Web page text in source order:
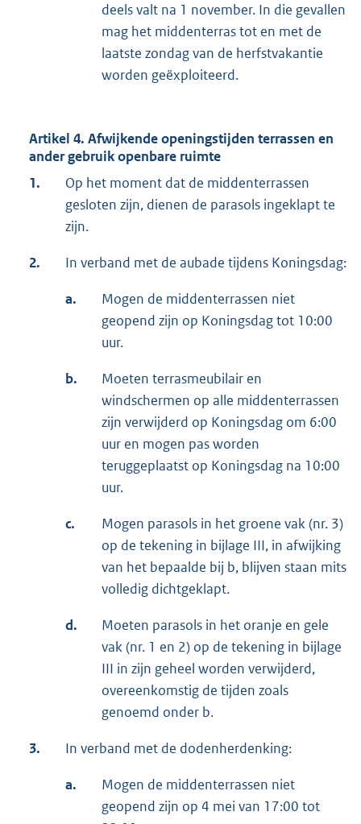
deels valt na 1 november. In die gevallen
mag het middenterras tot en met de
laatste zondag van de herfstvakantie
worden geëxploiteerd.
Artikel 4. Afwijkende openingstijden terrassen en
ander gebruik openbare ruimte
1.
Op het moment dat de middenterrassen
gesloten zijn, dienen de parasols ingeklapt te
zijn.
2. In verband met de aubade tijdens Koningsdag:
a.
Mogen de middenterrassen niet
geopend zijn op Koningsdag tot 10:00
uur.
b.
Moeten terrasmeubilair en
windschermen op alle middenterrassen
zijn verwijderd op Koningsdag om 6:00
uur en mogen pas worden
teruggeplaatst op Koningsdag na 10:00
uur.
c.
Mogen parasols in het groene vak (nr. 3)
op de tekening in bijlage III, in afwijking
van het bepaalde bij b, blijven staan mits
volledig dichtgeklapt.
d.
Moeten parasols in het oranje en gele
vak (nr. 1 en 2) op de tekening in bijlage
III in zijn geheel worden verwijderd,
overeenkomstig de tijden zoals
genoemd onder b.
3. In verband met de dodenherdenking:
a.
Mogen de middenterrassen niet
geopend zijn op 4 mei van 17:00 tot